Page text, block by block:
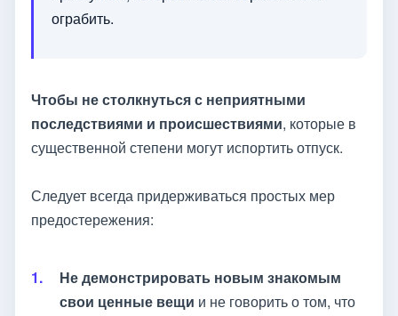
ограбить.
Чтобы не столкнуться с неприятными
последствиями и происшествиями, которые в
существенной степени могут испортить отпуск.
Следует всегда придерживаться простых мер
предостережения:
Не демонстрировать новым знакомым
свои ценные вещи и не говорить о том, что